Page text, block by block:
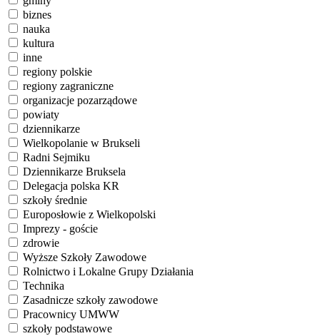
biznes
nauka
kultura
inne
regiony polskie
regiony zagraniczne
organizacje pozarządowe
powiaty
dziennikarze
Wielkopolanie w Brukseli
Radni Sejmiku
Dziennikarze Bruksela
Delegacja polska KR
szkoły średnie
Europosłowie z Wielkopolski
Imprezy - goście
zdrowie
Wyższe Szkoły Zawodowe
Rolnictwo i Lokalne Grupy Działania
Technika
Zasadnicze szkoły zawodowe
Pracownicy UMWW
szkoły podstawowe